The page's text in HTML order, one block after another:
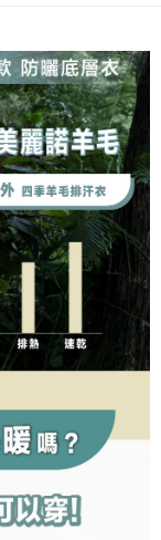
結算日後寄送繳費提
大直營門市／銀行轉
公司）所提供，讓
店將買賣／分期付款
帳款。
，商店將以您的個人
蒐集、處理及利用，
及更正。
userRule
「AFTEE先享後付」
。
，可透過四大超商／
成。
要取消訂單，請聯絡
，需透過AFTEE先享
示為準，若有關於
繫「AFTEE先享後付
home
後付」服務完成之交
相關給付款項請求債
同意方可使用
本公司不負相關責
戶狀況，依本公司即
本公司將視審查結果